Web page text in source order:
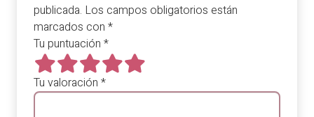
publicada. Los campos obligatorios están
marcados con *
Tu puntuación *
Tu valoración *